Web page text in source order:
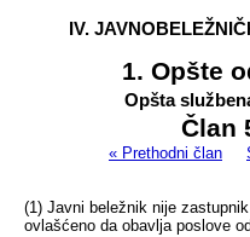
IV.
1. Opšte
Opšta
Član
« Prethodni član
(1) Javni beležnik nije
ovlašćeno da obavlja poslove